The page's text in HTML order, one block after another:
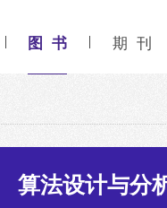
图 书 期 刊
算法设计与分